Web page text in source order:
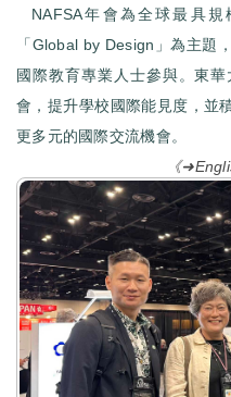
NAFSA年會為全球最具
「Global by Design」為主題
國際教育專業人士參與。東
會，提升學校國際能見度，並
更多元的國際交流機會。
《